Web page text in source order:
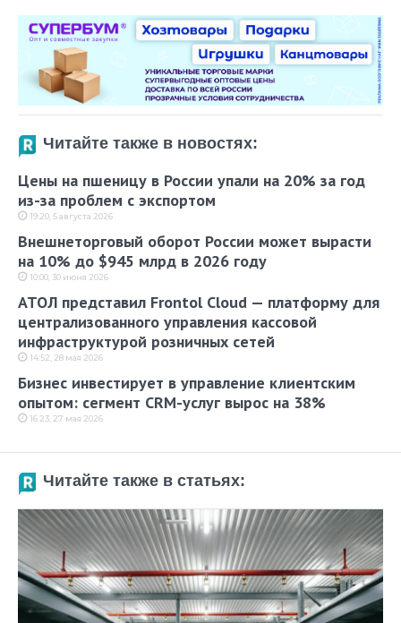
Читайте также в новостях:
Цены на пшеницу в России упали на 20% за год
из-за проблем с экспортом
19:20, 5 августа 2026
Внешнеторговый оборот России может вырасти
на 10% до $945 млрд в 2026 году
10:00, 30 июня 2026
АТОЛ представил Frontol Cloud — платформу для
централизованного управления кассовой
инфраструктурой розничных сетей
14:52, 28 мая 2026
Бизнес инвестирует в управление клиентским
опытом: сегмент CRM-услуг вырос на 38%
16:23, 27 мая 2026
Читайте также в статьях: